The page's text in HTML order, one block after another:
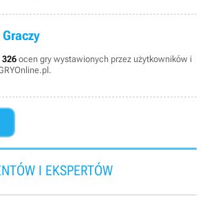
Graczy
326 ocen gry wystawionych przez użytkowników i
I EKSPERTÓW